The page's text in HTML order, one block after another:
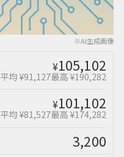
※AI生成画像
¥105,102
平均 ¥91,127最高 ¥190,282
¥101,102
平均 ¥81,527最高 ¥174,282
3,200